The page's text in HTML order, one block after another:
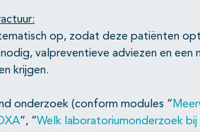
op, zodat deze patiënten
valpreventieve adviezen en een
krijgen.
onderzoek (conform modules “
”, “Welk laboratoriumonderzoek